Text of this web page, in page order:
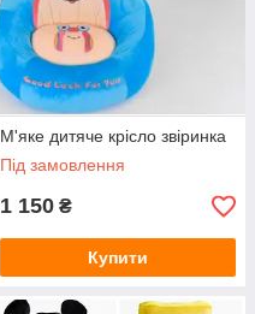
М'яке дитяче крісло звіринка
Під замовлення
1 150 ₴
Купити